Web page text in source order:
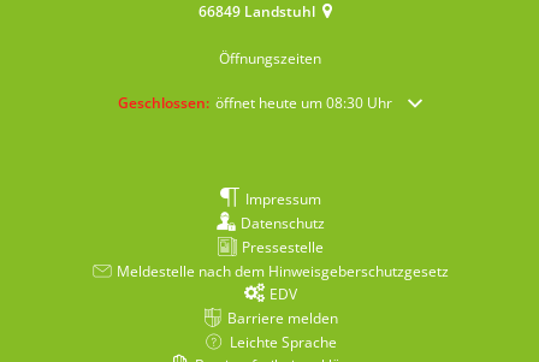
66849 Landstuhl
Öffnungszeiten
Klicken, um weitere Öffnungs- oder Schließzeiten
Geschlossen: öffnet heute um 08:30 Uhr
Impressum
Datenschutz
Pressestelle
Meldestelle nach dem Hinweisgeberschutzgesetz
EDV
Barriere melden
Leichte Sprache